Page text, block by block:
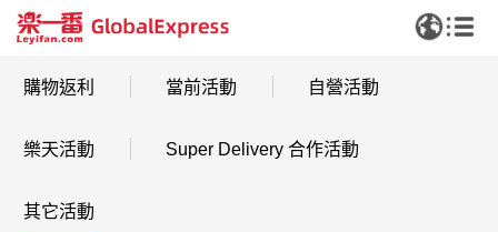
購物返利 當前活動 自營活動
樂天活動 Super Delivery 合作活動
其它活動